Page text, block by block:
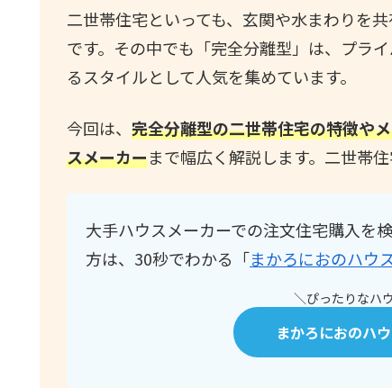
二世帯住宅といっても、玄関や水まわりを
です。その中でも「完全分離型」は、プラ
るスタイルとして人気を集めています。
今回は、 完全分離型の二世帯住宅の特徴や
スメーカーまで幅広く解説します。二世帯
大手ハウスメーカーでの注文住宅購入を
方は、30秒でわかる「まかろにおのハウ
＼ぴったりなハ
まかろにおのハ